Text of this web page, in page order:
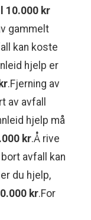
10.000 kr
gammelt
kan koste
hjelp er
.Fjerning av
av avfall
hjelp må
kr.Å rive
avfall kan
du hjelp,
kr.For